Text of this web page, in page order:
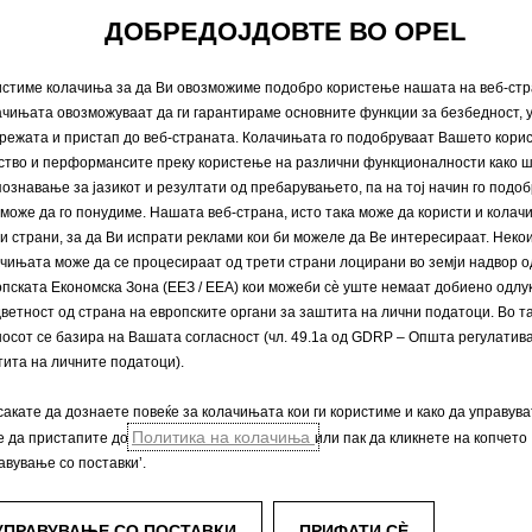
возила Повеќе за Opel
Инфозабава
Concept cars
Opel класици
Opel lifestyle shop
Едноставно електрична
Opel Experimental
авторски права Приватноста Нови податоци за
Технички информации Согласност за колачиња
ДОБРЕДОЈДОВТЕ ВО OPEL
колачиња за да Ви овозможиме подобро користење нашата на веб-
овозможуваат да ги гарантираме основните функции за безбедност,
и пристап до веб-страната. Колачињата го подобруваат Вашето
и перформансите преку користење на различни функционалности како
за јазикот и резултати од пребарувањето, па на тој начин го
да го понудиме. Нашата веб-страна, исто така може да користи и
страни, за да Ви испрати реклами кои би можеле да Ве интересираат.
може да се процесираат од трети страни лоцирани во земји надвор
Економска Зона (ЕЕЗ / EEA) кои можеби сѐ уште немаат добиено
од страна на европските органи за заштита на лични податоци. Во
се базира на Вашата согласност (чл. 49.1а од GDRP – Општа
на личните податоци).
да дознаете повеќе за колачињата кои ги користиме и како да
да пристапите до Политика на колачиња или пак да кликнете на копчето
со поставки’.